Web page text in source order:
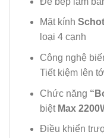
Mặt kính
loại 4 cạnh
Công nghệ
Tiết kiệm lên
Chức năng
biệt Max
Điều khiển